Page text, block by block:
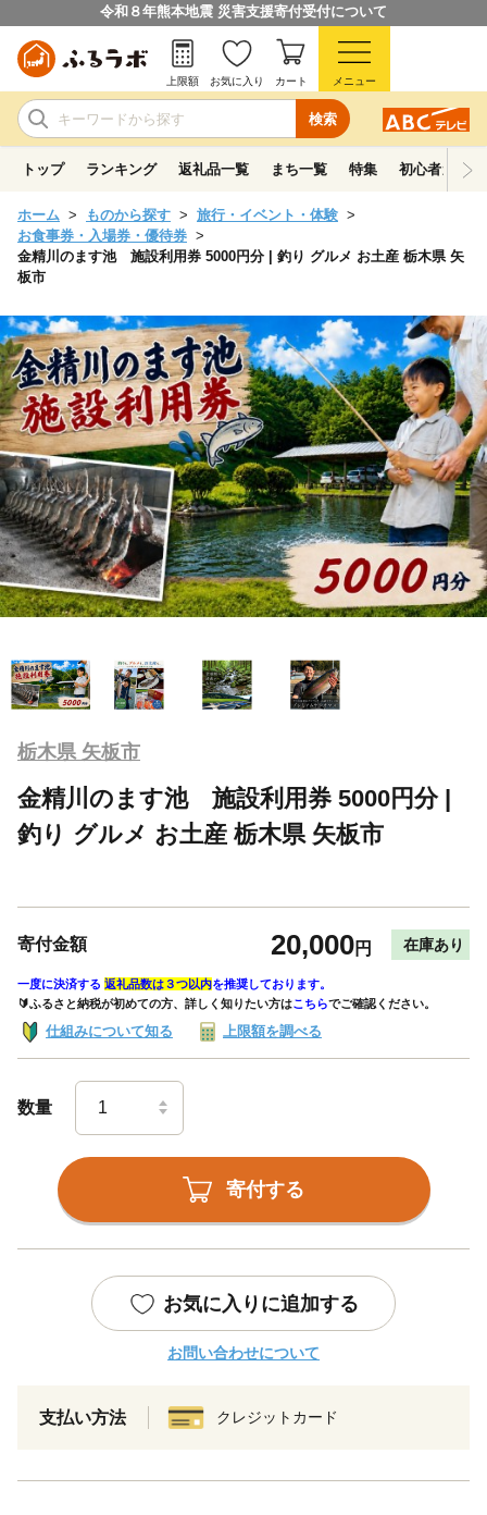
令和８年熊本地震 災害支援寄付受付について
検索
上限額 お気に入り カート メニュー
トップ ランキング 返礼品一覧 まち一覧 特集 初心者ガイド
ホーム ものから探す
旅行・イベント・体験
お食事券・入場券・優待券
金精川のます池 施設利用券 5000円分 | 釣り グルメ お土産 栃木県 矢
板市
栃木県 矢板市
金精川のます池 施設利用券 5000円分 |
釣り グルメ お土産 栃木県 矢板市
寄付金額 20,000円 在庫あり
一度に決済する 返礼品数は３つ以内を推奨しております。
🔰ふるさと納税が初めての方、詳しく知りたい方はこちらでご確認ください。
仕組みについて知る 上限額を調べる
数量
寄付する
お気に入りに追加する
お問い合わせについて
支払い方法 クレジットカード